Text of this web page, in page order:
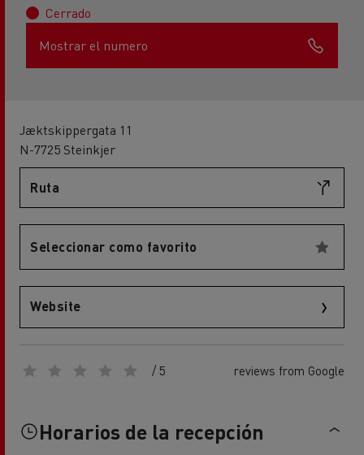
Cerrado
Mostrar el numero
Jæktskippergata 11
N-7725 Steinkjer
Ruta
Seleccionar como favorito
Website
/ 5 reviews from Google
Horarios de la recepción